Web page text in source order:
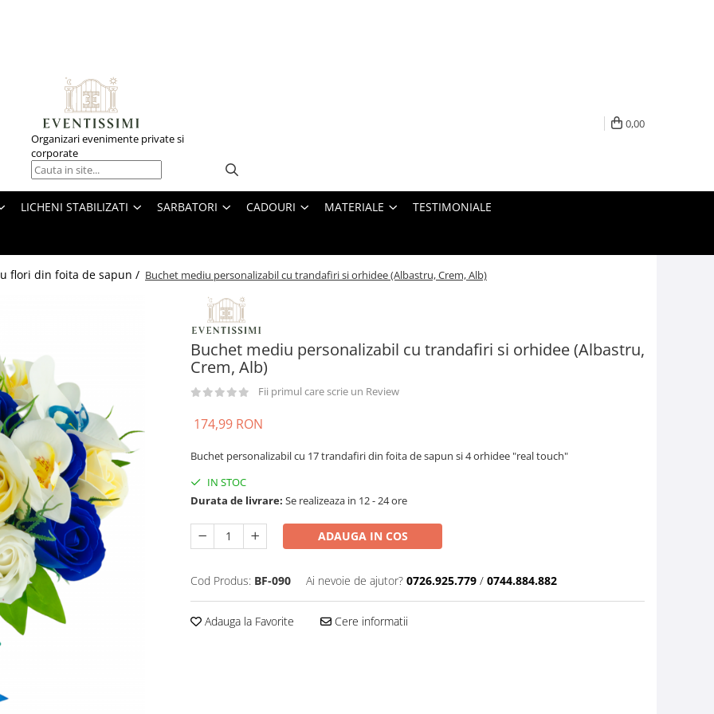
Organizari evenimente private si
corporate
0,00
LICHENI STABILIZATI SARBATORI CADOURI MATERIALE TESTIMONIALE
flori din foita de sapun / Buchet mediu personalizabil cu trandafiri si orhidee (Albastru, Crem, Alb)
Buchet mediu personalizabil cu trandafiri si orhidee (Albastru,
Crem, Alb)
Fii primul care scrie un Review
174,99 RON
Buchet personalizabil cu 17 trandafiri din foita de sapun si 4 orhidee "real touch"
IN STOC
Durata de livrare: Se realizeaza in 12 - 24 ore
ADAUGA IN COS
Cod Produs: BF-090 Ai nevoie de ajutor? 0726.925.779 / 0744.884.882
Adauga la Favorite Cere informatii